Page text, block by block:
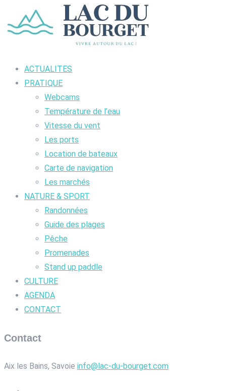
ACTUALITES
PRATIQUE
Webcams
Température de l’eau
Vitesse du vent
Les ports
Location de bateaux
Carte de navigation
Les marchés
NATURE & SPORT
Randonnées
Guide des plages
Pêche
Promenades
Stand up paddle
CULTURE
AGENDA
CONTACT
Contact
Aix les Bains, Savoie info@lac-du-bourget.com